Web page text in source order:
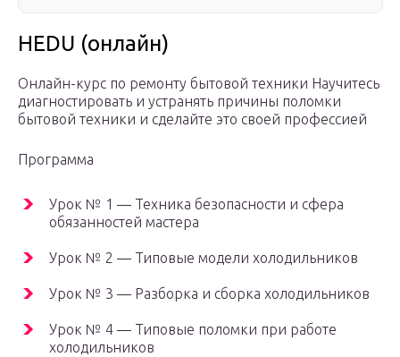
HEDU (онлайн)
Онлайн-курс по ремонту бытовой техники Научитесь
диагностировать и устранять причины поломки
бытовой техники и сделайте это своей профессией
Программа
Урок № 1 — Техника безопасности и сфера
обязанностей мастера
Урок № 2 — Типовые модели холодильников
Урок № 3 — Разборка и сборка холодильников
Урок № 4 — Типовые поломки при работе
холодильников